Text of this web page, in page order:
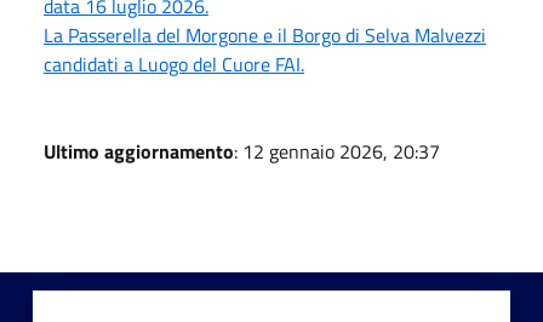
La Passerella del Morgone e il Borgo di Selva Malvezzi
candidati a Luogo del Cuore FAI.
Ultimo aggiornamento: 12 gennaio 2026, 20:37